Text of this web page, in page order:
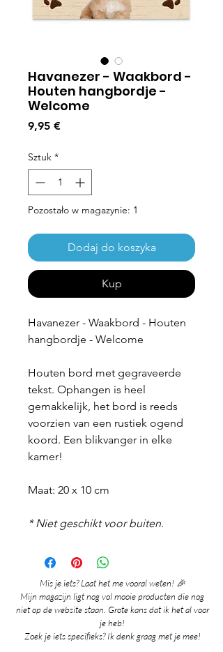
Havanezer - Waakbord -
Houten hangbordje -
Welcome
9,95 €Cena
Sztuk *
Pozostało w magazynie: 1
Dodaj do koszyka
Kup
Havanezer - Waakbord - Houten
hangbordje - Welcome
Houten bord met gegraveerde
tekst. Ophangen is heel
gemakkelijk, het bord is reeds
voorzien van een rustiek ogend
koord. Een blikvanger in elke
kamer!
Maat: 20 x 10 cm
* Niet geschikt voor buiten.
Mis je iets? Laat het me vooral weten! 🎉
Mijn magazijn ligt nog vol mooie producten die nog
niet op de website staan. Grote kans dat ik het al voor
je heb!
Zoek je iets specifieks? Ik denk graag met je mee!